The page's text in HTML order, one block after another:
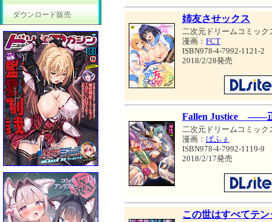
ダウンロード販売 姉友させックス
二次元ドリームコミック
漫画： FCT
ISBN978-4-7992-1121-2
2018/2/28発売
Fallen Justice ――
二次元ドリームコミック
漫画： ぱふぇ
ISBN978-4-7992-1119-9
2018/2/17発売
この世はすべてテ